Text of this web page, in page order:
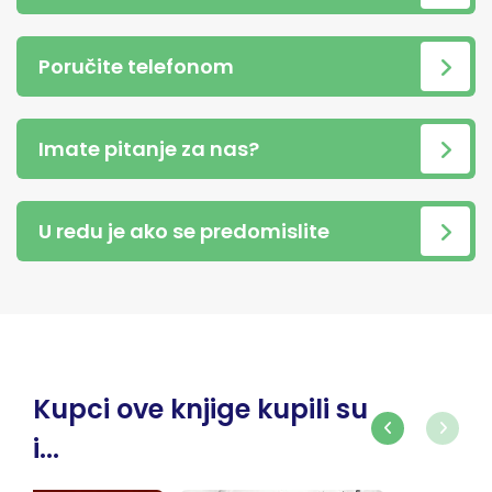
Poručite telefonom
Imate pitanje za nas?
U redu je ako se predomislite
Kupci ove knjige kupili su
i...